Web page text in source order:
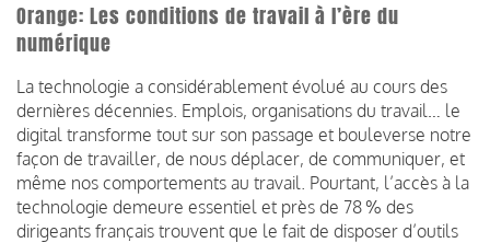
Orange: Les conditions de travail à l’ère du
numérique
La technologie a considérablement évolué au cours des
dernières décennies. Emplois, organisations du travail… le
digital transforme tout sur son passage et bouleverse notre
façon de travailler, de nous déplacer, de communiquer, et
même nos comportements au travail. Pourtant, l’accès à la
technologie demeure essentiel et près de 78 % des
dirigeants français trouvent que le fait de disposer d’outils